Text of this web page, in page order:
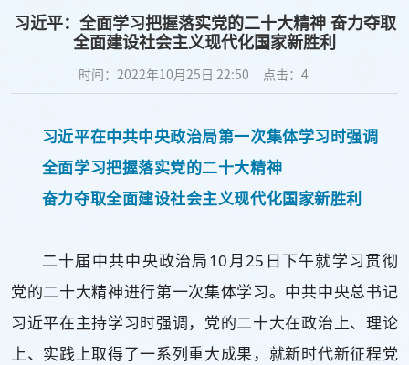
习近平：全面学习把握落实党的二十大精神 奋力夺取
全面建设社会主义现代化国家新胜利
时间：2022年10月25日 22:50 点击：4
习近平在中共中央政治局第一次集体学习时强调
全面学习把握落实党的二十大精神
奋力夺取全面建设社会主义现代化国家新胜利
二十届中共中央政治局10月25日下午就学习贯彻
党的二十大精神进行第一次集体学习。中共中央总书记
习近平在主持学习时强调，党的二十大在政治上、理论
上、实践上取得了一系列重大成果，就新时代新征程党